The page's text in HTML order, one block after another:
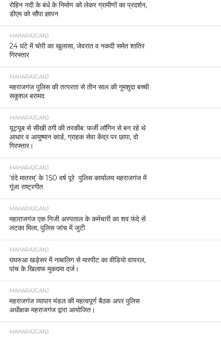
रोहिन नदी के बंधे के निर्माण को लेकर ग्रामीणों का प्रदर्शन,
डीएम को सौंपा ज्ञापन
MAHARAJGANJ
24 घंटे में चोरी का खुलासा, जेवरात व नकदी समेत शातिर
गिरफ्तार
MAHARAJGANJ
महराजगंज पुलिस की तत्परता से तीन साल की गुमशुदा बच्ची
सकुशल बरामद
MAHARAJGANJ
यूट्यूब से सीखी ठगी की तरकीब: फर्जी लॉगिन से बन रहे थे
आधार व आयुष्मान कार्ड, ग्राहक सेवा केंद्र पर छापा, दो
गिरफ्तार।
MAHARAJGANJ
‘वंदे मातरम्’ के 150 वर्ष पूरे पुलिस कार्यालय महराजगंज में
गूंजा राष्ट्रगीत
MAHARAJGANJ
महाराजगंज एक निजी अस्पताल के कर्मचारी का शव फंदे से
लटका मिला, पुलिस जांच में जुटी
MAHARAJGANJ
घघरुआ खड़ेसर में नाबालिग से मारपीट का वीडियो वायरल,
पांच के खिलाफ मुकदमा दर्ज।
MAHARAJGANJ
महराजगंज व्यापार मंडल की महत्वपूर्ण बैठक अपर पुलिस
अधीक्षक महराजगंज द्वारा आयोजित।
MAHARAJGANJ